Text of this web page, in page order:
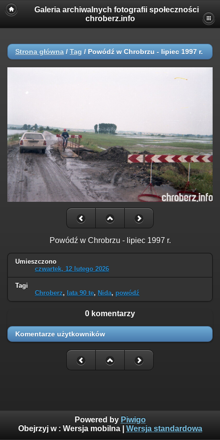
Galeria archiwalnych fotografii społeczności
chroberz.info
Strona główna / Tag / Powódź w Chrobrzu - lipiec 1997 r.
Powódź w Chrobrzu - lipiec 1997 r.
Umieszczono
czwartek, 12 lutego 2026
Tagi
Chroberz, lata 90 te, Nida, powódź
0 komentarzy
Komentarze użytkowników
Powered by Piwigo
Obejrzyj w : Wersja mobilna| Wersja standardowa